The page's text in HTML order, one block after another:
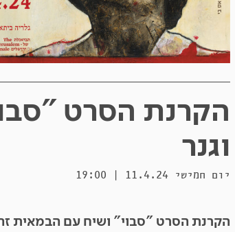
הקרנת הסרט
וגנר
יום חמישי 11.4.24 | 19:00
הקרנת הסרט "סבוי" ושיח עם הבמאית